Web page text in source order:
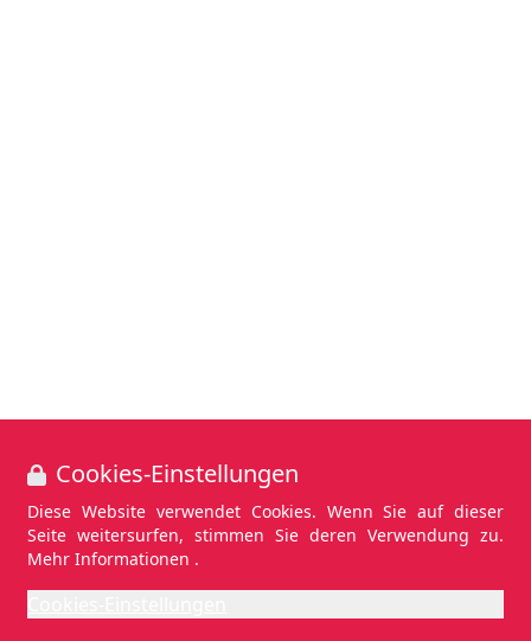
Cookies-Einstellungen
Diese Website verwendet Cookies. Wenn Sie auf dieser
Seite weitersurfen, stimmen Sie deren Verwendung zu.
Mehr Informationen .